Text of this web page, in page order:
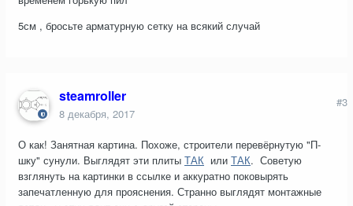
5см , бросьте арматурную сетку на всякий случай
steamroller
8 декабря, 2017
#3
О как! Занятная картина. Похоже, строители перевёрнутую "П-
шку" сунули. Выглядят эти плиты ТАК или ТАК. Советую
взглянуть на картинки в ссылке и аккуратно поковырять
запечатленную для прояснения. Странно выглядят монтажные